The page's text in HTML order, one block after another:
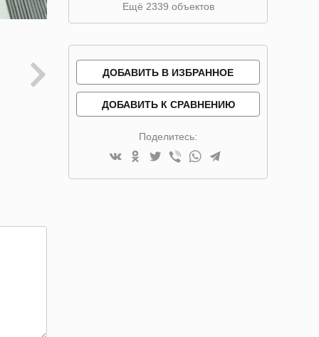
Ещё 2339 объектов
ДОБАВИТЬ В ИЗБРАННОЕ
ДОБАВИТЬ К СРАВНЕНИЮ
Поделитесь: